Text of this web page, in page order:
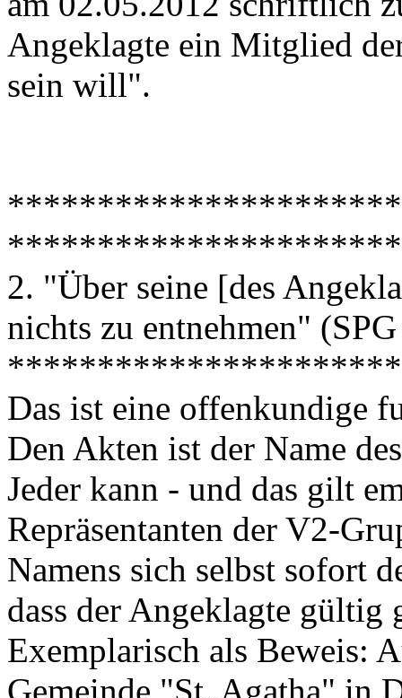
Angeklagte ein Mitglied
sein will".
2. "Über seine [des
nichts zu entnehmen"
Das ist eine offenkundige
Den Akten ist der Name
Jeder kann - und das gilt
Repräsentanten der V2-
Namens sich selbst sofort
dass der Angeklagte gültig
Exemplarisch als Beweis: